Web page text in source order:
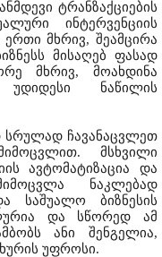
ტრანზაქციების
ინტერვენციის
ერთი მხრივ, შეამცირა
მისაღებ ფასად
მხრივ, მოახდინა
ნაწილის
სრულად ჩავანაცვლეთ
მსხვილი
ავტომატიზაცია და
ნაკლებად
საშუალო ბიზნესის
და სწორედ ამ
ანი შენგელია,
უფროსი.